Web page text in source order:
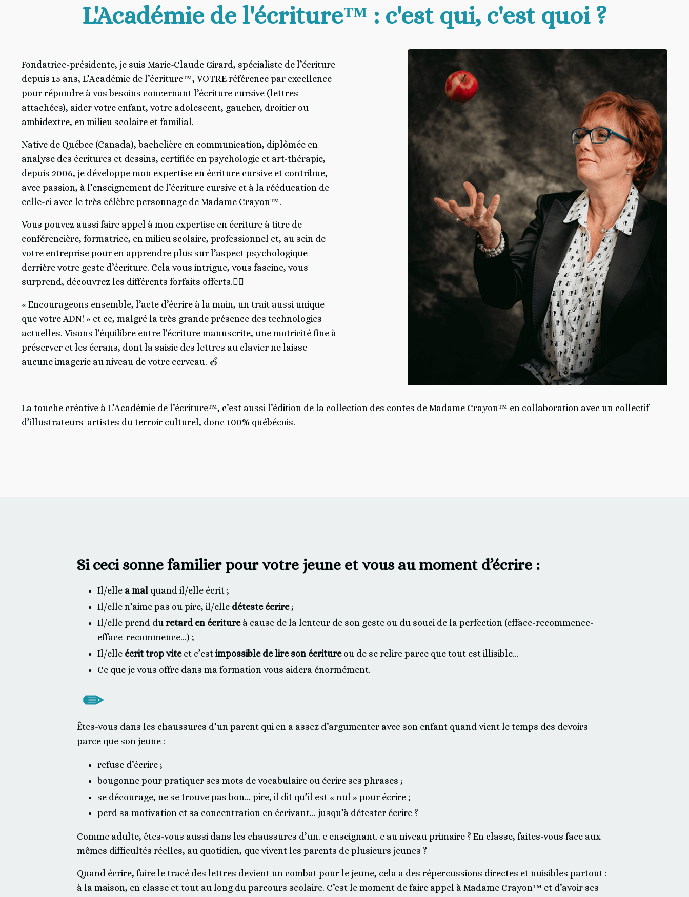
L'Académie de l'écriture™ : c'est qui, c'est quoi ?
Fondatrice-présidente, je suis Marie-Claude Girard, spécialiste de l’écriture
depuis 15 ans, L’Académie de l’écriture™, VOTRE référence par excellence
pour répondre à vos besoins concernant l’écriture cursive (lettres
attachées), aider votre enfant, votre adolescent, gaucher, droitier ou
ambidextre, en milieu scolaire et familial.
Native de Québec (Canada), bachelière en communication, diplômée en
analyse des écritures et dessins, certifiée en psychologie et art-thérapie,
depuis 2006, je développe mon expertise en écriture cursive et contribue,
avec passion, à l’enseignement de l’écriture cursive et à la rééducation de
celle-ci avec le très célèbre personnage de Madame Crayon™.
Vous pouvez aussi faire appel à mon expertise en écriture à titre de
conférencière, formatrice, en milieu scolaire, professionnel et, au sein de
votre entreprise pour en apprendre plus sur l’aspect psychologique
derrière votre geste d’écriture. Cela vous intrigue, vous fascine, vous
surprend, découvrez les différents forfaits offerts.✍🏻
« Encourageons ensemble, l’acte d’écrire à la main, un trait aussi unique
que votre ADN! » et ce, malgré la très grande présence des technologies
actuelles. Visons l'équilibre entre l'écriture manuscrite, une motricité fine à
préserver et les écrans, dont la saisie des lettres au clavier ne laisse
aucune imagerie au niveau de votre cerveau. 🍎
La touche créative à L’Académie de l’écriture™, c’est aussi l’édition de la collection des contes de Madame Crayon™ en collaboration avec un collectif
d’illustrateurs-artistes du terroir culturel, donc 100% québécois.
Si ceci sonne familier pour votre jeune et vous au moment d’écrire :
Il/elle a mal quand il/elle écrit ;
Il/elle n’aime pas ou pire, il/elle déteste écrire ;
Il/elle prend du retard en écriture à cause de la lenteur de son geste ou du souci de la perfection (efface-recommence-
efface-recommence…) ;
Il/elle écrit trop vite et c’est impossible de lire son écriture ou de se relire parce que tout est illisible…
Ce que je vous offre dans ma formation vous aidera énormément.
✏
Êtes-vous dans les chaussures d’un parent qui en a assez d’argumenter avec son enfant quand vient le temps des devoirs
parce que son jeune :
refuse d’écrire ;
bougonne pour pratiquer ses mots de vocabulaire ou écrire ses phrases ;
se décourage, ne se trouve pas bon… pire, il dit qu’il est « nul » pour écrire ;
perd sa motivation et sa concentration en écrivant… jusqu’à détester écrire ?
Comme adulte, êtes-vous aussi dans les chaussures d’un. e enseignant. e au niveau primaire ? En classe, faites-vous face aux
mêmes difficultés réelles, au quotidien, que vivent les parents de plusieurs jeunes ?
Quand écrire, faire le tracé des lettres devient un combat pour le jeune, cela a des répercussions directes et nuisibles partout :
à la maison, en classe et tout au long du parcours scolaire. C’est le moment de faire appel à Madame Crayon™ et d’avoir ses